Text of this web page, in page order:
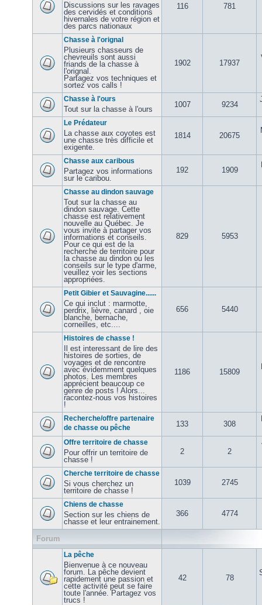
Discussions sur les ravages
des cervidés et conditions
hivernales de votre région et
des parcs nationaux
116 781
Chasse à l'orignal
Plusieurs chasseurs de
chevreuils sont aussi
friands de la chasse à
l'orignal.
Partagez vos techniques et
sortez vos calls !
1902 17937
Chasse à l'ours
Tout sur la chasse à l'ours
1007 9234
Le Prédateur
La chasse aux coyotes est
une chasse très difficile et
exigente.
1814 20675
Chasse aux caribous
Partagez vos informations
sur le caribou.
192 1909
Chasse au dindon sauvage
Tout sur la chasse au
dindon sauvage. Cette
chasse est relativement
nouvelle au Québec. Je
vous invite à partager vos
informations et conseils.
Pour ce qui est de la
recherche de territoire pour
la chasse au dindon ou les
conseils sur le type d'arme,
veuillez voir les sections
appropriées.
829 5953
Petit Gibier et Sauvagine......
Ce qui inclut : marmotte,
perdrix, lièvre, canard , oie
blanche, bernache,
corneilles, etc....
656 5440
Histoires de chasse !
Il est interessant de lire des
histoires de sorties, de
voyages et de rencontre
avec évidemment quelques
photos. Les membres
apprécient beaucoup ce
genre de posts ! Alors...
racontez-nous vos histoires
!
1186 15809
Recherche/offre partenaire
de chasse ou pêche
133 308
Offre territoire de chasse
Pour offrir un territoire de
chasse !
2 2
Cherche territoire de chasse
Si vous cherchez un
territoire de chasse !
1039 2745
Chiens de chasse
Section sur les chiens de
chasse et leur entrainement.
366 4774
Forum
La pêche
Bienvenue à ce nouveau
forum. La pêche devient
rapidement une passion et
cette activité peut se faire
toute l'année. Partagez vos
trucs !
42 78